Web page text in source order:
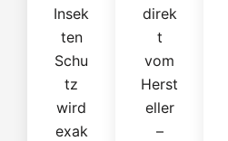
Insek
ten
Schu
tz
wird
exak
direk
t
vom
Herst
eller
–